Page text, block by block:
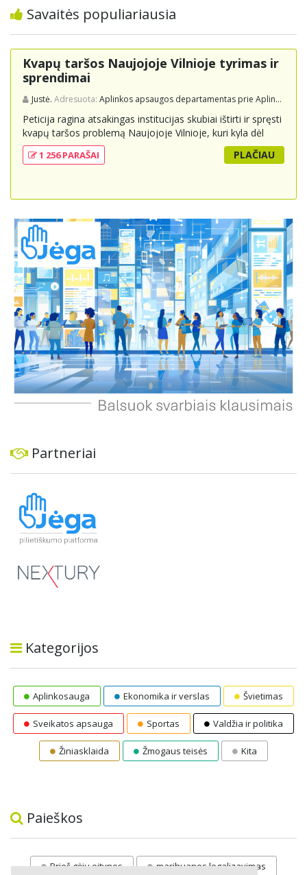
Savaitės populiariausia
Kvapų taršos Naujojoje Vilnioje tyrimas ir
sprendimai
Justė. Adresuota: Aplinkos apsaugos departamentas prie Aplinkos ministerijos
Peticija ragina atsakingas institucijas skubiai ištirti ir spręsti
kvapų taršos problemą Naujojoje Vilnioje, kuri kyla dėl
buitinių atliekų sąvartyno Pramonės g. 141. Gyventojai
skundžiasi nuolatiniu stipriu atliekų kvapu, kuris neigiamai
mechanizmus ir imtis veiksmingų priemonių problemai
priimtus sprendimus ir planuojamus veiksmus.
1 256 PARAŠAI PLAČIAU
Partneriai
Kategorijos
Aplinkosauga Ekonomika ir verslas Švietimas
Sveikatos apsauga Sportas Valdžia ir politika
Žiniasklaida Žmogaus teisės Kita
Paieškos
Prieš gėju eitynes marihuanos legalizavimas